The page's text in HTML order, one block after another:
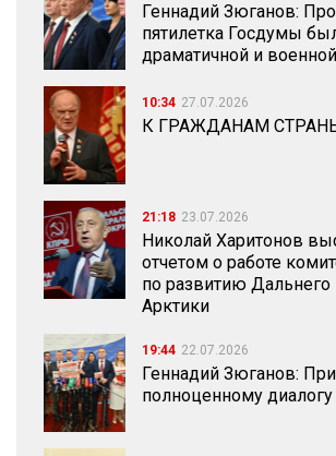
Геннадий Зюганов:
пятилетка Госдумы
драматичной и военной
10:34 27.07.2026
К ГРАЖДАНАМ
21:18 23.07.2026
Николай Харитонов
отчетом о работе
по развитию Дальнего
Арктики
19:44 22.07.2026
Геннадий Зюганов:
полноценному диалогу